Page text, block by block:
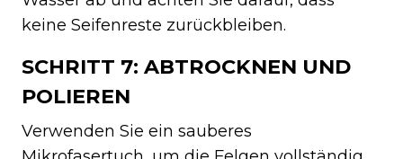
keine Seifenreste zurückbleiben.
SCHRITT 7: ABTROCKNEN UND
POLIEREN
Verwenden Sie ein sauberes